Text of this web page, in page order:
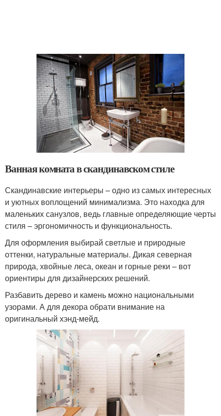
Ванная комната в скандинавском стиле
Скандинавские интерьеры – одно из самых интересных
и уютных воплощений минимализма. Это находка для
маленьких санузлов, ведь главные определяющие черты
стиля – эргономичность и функциональность.
Для оформления выбирай светлые и природные
оттенки, натуральные материалы. Дикая северная
природа, хвойные леса, океан и горные реки – вот
ориентиры для дизайнерских решений.
Разбавить дерево и камень можно национальными
узорами. А для декора обрати внимание на
оригинальный хэнд-мейд.